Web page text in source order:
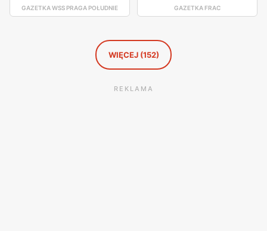
zadowolonych klientów, którzy cenią sobie wygodne
GAZETKA WSS PRAGA POŁUDNIE GAZETKA FRAC
WIĘCEJ (152)
REKLAMA